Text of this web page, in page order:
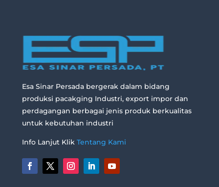
Esa Sinar Persada bergerak dalam bidang
produksi pacakging Industri, export impor dan
perdagangan berbagai jenis produk berkualitas
untuk kebutuhan industri
Info Lanjut Klik Tentang Kami